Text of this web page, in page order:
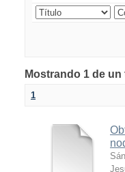
Mostrando 1 de
1